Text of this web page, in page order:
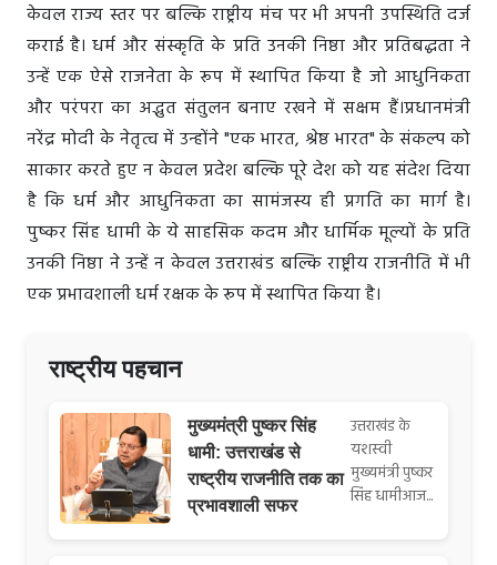
केवल राज्य स्तर पर बल्कि राष्ट्रीय मंच पर भी अपनी उपस्थिति दर्ज
कराई है। धर्म और संस्कृति के प्रति उनकी निष्ठा और प्रतिबद्धता ने
उन्हें एक ऐसे राजनेता के रूप में स्थापित किया है जो आधुनिकता
और परंपरा का अद्भुत संतुलन बनाए रखने में सक्षम हैं।प्रधानमंत्री
नरेंद्र मोदी के नेतृत्व में उन्होंने "एक भारत, श्रेष्ठ भारत" के संकल्प को
साकार करते हुए न केवल प्रदेश बल्कि पूरे देश को यह संदेश दिया
है कि धर्म और आधुनिकता का सामंजस्य ही प्रगति का मार्ग है।
पुष्कर सिंह धामी के ये साहसिक कदम और धार्मिक मूल्यों के प्रति
उनकी निष्ठा ने उन्हें न केवल उत्तराखंड बल्कि राष्ट्रीय राजनीति में भी
एक प्रभावशाली धर्म रक्षक के रूप में स्थापित किया है।
राष्ट्रीय पहचान
मुख्यमंत्री पुष्कर सिंह
धामी: उत्तराखंड से
राष्ट्रीय राजनीति तक का
प्रभावशाली सफर
उत्तराखंड के
यशस्वी
मुख्यमंत्री पुष्कर
सिंह धामीआज...